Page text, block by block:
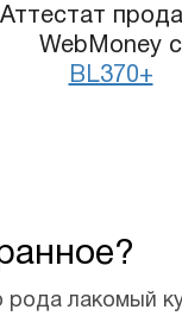
Аттестат
WebMoney с
BL370+
рода лакомый